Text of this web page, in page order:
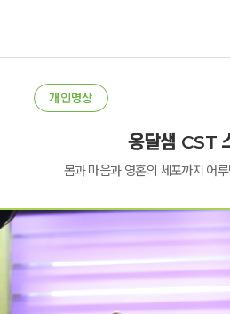
개인명상
옹달샘 CST
몸과 마음과 영혼의 세포까지 어